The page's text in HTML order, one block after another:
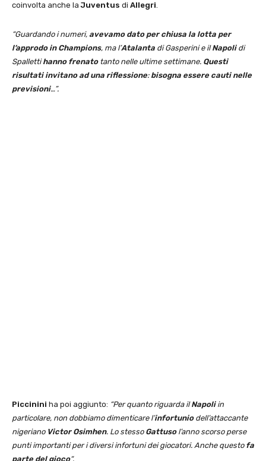
coinvolta anche laJuventus di Allegri.
“Guardando i numeri, avevamo dato per chiusa la lotta per
l’approdo in Champions, ma l’Atalanta di Gasperini e ilNapolidi
Spallettihanno frenatotanto nelle ultime settimane. Questi
risultati invitano ad una riflessione: bisogna essere cauti nelle
previsioni…”.
Piccinini ha poi aggiunto: “Per quanto riguarda ilNapoliin
particolare, non dobbiamo dimenticare l’infortuniodell’attaccante
nigeriano Victor Osimhen. Lo stesso Gattusol’anno scorso perse
punti importanti per i diversi infortuni dei giocatori. Anche questo fa
parte del gioco“.